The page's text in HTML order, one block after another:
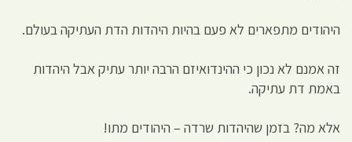
היהודים מתפארים לא פעם בהיות היהדות הדת העתיקה בעולם.
זה אמנם לא נכון כי ההינדואיזם הרבה יותר עתיק אבל היהדות
באמת דת עתיקה.
אלא מה? בזמן שהיהדות שרדה – היהודים מתו!